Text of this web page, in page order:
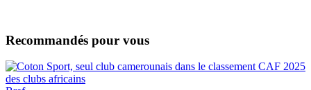
Recommandés pour vous